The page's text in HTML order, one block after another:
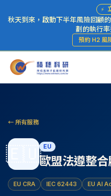
⚡
秋天到來，啟動下半年風險回顧
劃的執行
預約 H2 風
← 所有服務
🇪🇺 EU
歐盟法遵整
EU CRA IEC 62443 EU AI